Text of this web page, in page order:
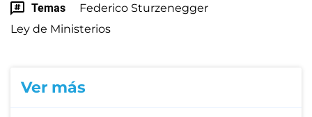
Temas
Federico Sturzenegger
Ley de Ministerios
Ver más